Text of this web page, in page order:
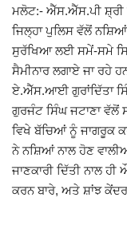
Malout News
History of Malout
Giddarbaha
Railway Time Table
Lambi
ਮਲੋਟ:- ਐੱਸ.ਐੱਸ.ਪੀ ਸ਼੍ਰੀ
ਜਿਲ੍ਹਾ ਪੁਲਿਸ ਵੱਲੋਂ
ਸੁਰੱਖਿਆ ਲਈ ਸਮੇਂ-ਸਮੇ
ਸੈਮੀਨਾਰ ਲਗਾਏ ਜਾ ਰਹੇ
ਏ.ਐੱਸ.ਆਈ ਗੁਰਾਂਦਿੱਤਾ
ਗੁਰਜੰਟ ਸਿੰਘ ਜਟਾਣਾ ਵੱਲੋਂ
ਵਿਖੇ ਬੱਚਿਆਂ ਨੂੰ ਜਾਗਰੂਕ
ਨੇ ਨਸ਼ਿਆਂ ਨਾਲ ਹੋਣ
ਜਾਣਕਾਰੀ ਦਿੱਤੀ ਨਾਲ
ਕਰਨ ਬਾਰੇ, ਅਤੇ ਸ਼ਾਂਝ